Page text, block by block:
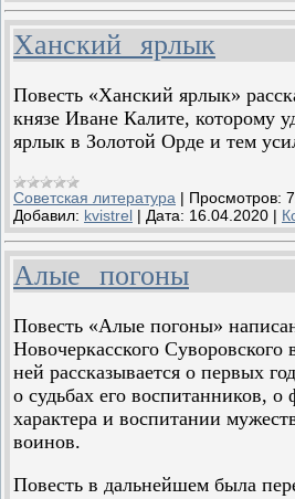
Ханский ярлык
Повесть «Ханский ярлык»
князе Иване Калите, которому
ярлык в Золотой Орде и тем
Советская литература | Просмотров:
Добавил: kvistrel | Дата: 16.04.2020 |
Алые погоны
Повесть «Алые погоны»
Новочеркасского
ней рассказывается о первых
о судьбах его воспитанников,
характера и воспитании
воинов.
Повесть в дальнейшем была